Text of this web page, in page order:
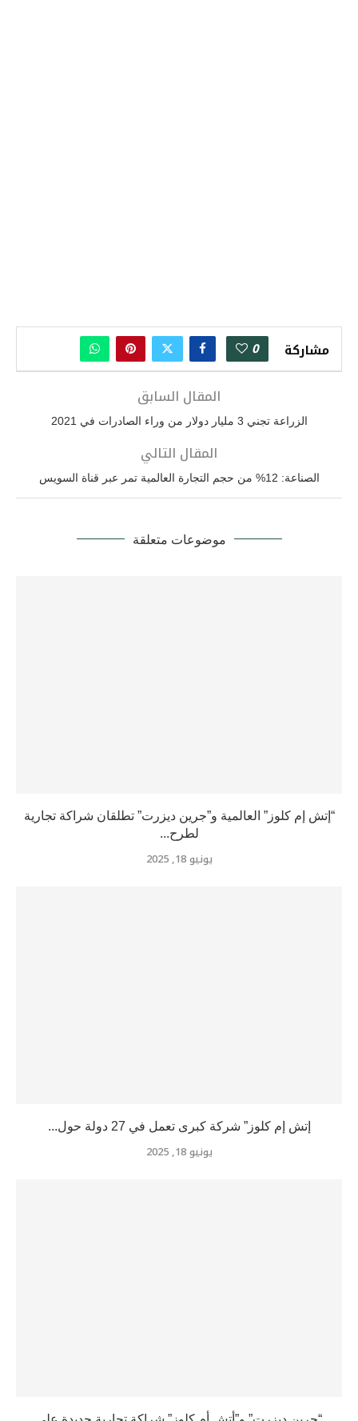
مشاركة 0
المقال السابق
الزراعة تجني 3 مليار دولار من وراء الصادرات في 2021
المقال التالي
الصناعة: 12% من حجم التجارة العالمية تمر عبر قناة السويس
موضوعات متعلقة
“إتش إم كلوز” العالمية و”جرين ديزرت” تطلقان شراكة تجارية
لطرح...
يونيو 18, 2025
إتش إم كلوز” شركة كبرى تعمل في 27 دولة حول...
يونيو 18, 2025